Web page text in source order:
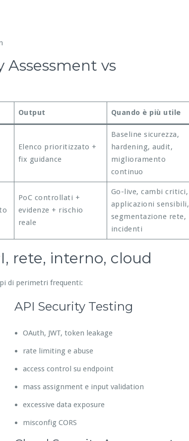
vs
Output Quando è più utile
Elenco prioritizzato +
fix guidance
Baseline sicurezza,
hardening, audit,
miglioramento
continuo
PoC controllati +
evidenze + rischio
reale
Go-live, cambi critici,
applicazioni sensibili,
segmentazione rete,
incidenti
rete, interno, cloud
di perimetri frequenti:
API Security Testing
OAuth, JWT, token leakage
rate limiting e abuse
access control su endpoint
mass assignment e input validation
excessive data exposure
misconfig CORS